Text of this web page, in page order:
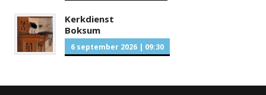
Kerkdienst
Boksum
6 september 2026 | 09:30